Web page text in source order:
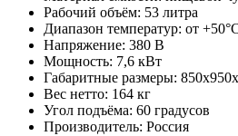
Рабочий объём: 53 литра
Диапазон температур: от
Напряжение: 380 В
Мощность: 7,6 кВт
Габаритные размеры:
Вес нетто: 164 кг
Угол подъёма: 60 градусов
Производитель: Россия